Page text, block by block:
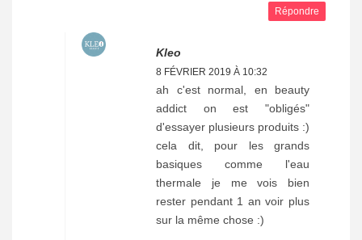
Répondre
Kleo
8 FÉVRIER 2019 À 10:32
ah c'est normal, en beauty
addict on est "obligés"
d'essayer plusieurs produits :)
cela dit, pour les grands
basiques comme l'eau
thermale je me vois bien
rester pendant 1 an voir plus
sur la même chose :)